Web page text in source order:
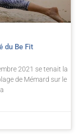
du Be Fit
2021 se tenait la
de Mémard sur le